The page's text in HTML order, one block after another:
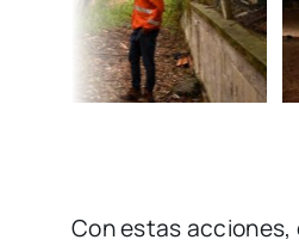
Con estas